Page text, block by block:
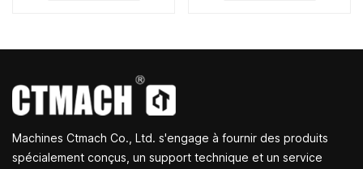
Machines Ctmach Co., Ltd. s'engage à fournir des produits
spécialement conçus, un support technique et un service